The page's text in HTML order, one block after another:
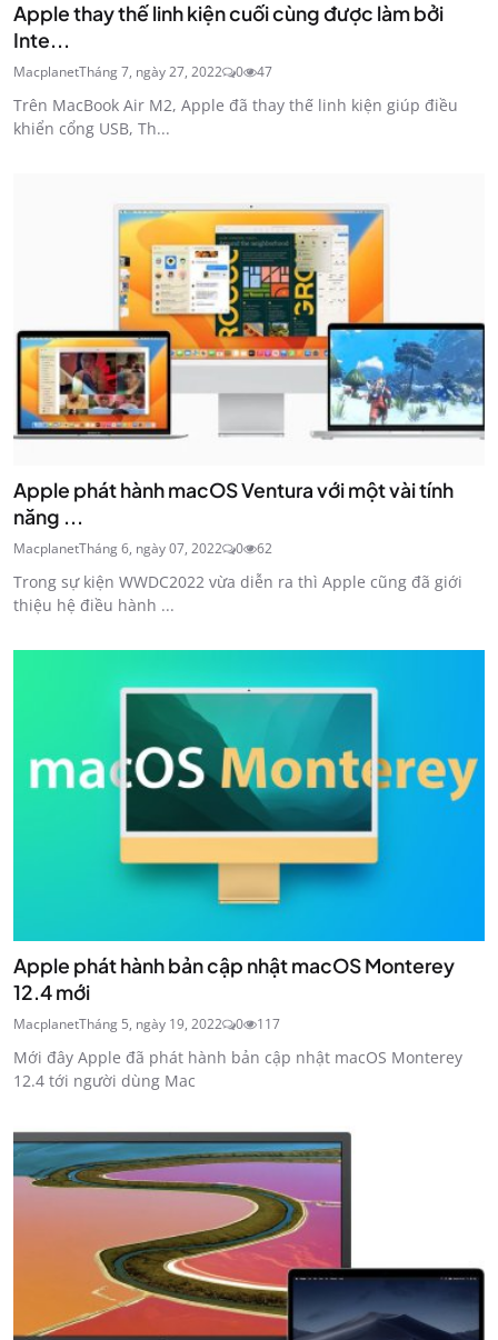
Apple thay thế linh kiện cuối cùng được làm bởi
Inte...
MacplanetTháng 7, ngày 27, 2022 0 47
Trên MacBook Air M2, Apple đã thay thế linh kiện giúp điều
khiển cổng USB, Th...
Apple phát hành macOS Ventura với một vài tính
năng ...
MacplanetTháng 6, ngày 07, 2022 0 62
Trong sự kiện WWDC2022 vừa diễn ra thì Apple cũng đã giới
thiệu hệ điều hành ...
Apple phát hành bản cập nhật macOS Monterey
12.4 mới
MacplanetTháng 5, ngày 19, 2022 0 117
Mới đây Apple đã phát hành bản cập nhật macOS Monterey
12.4 tới người dùng Mac